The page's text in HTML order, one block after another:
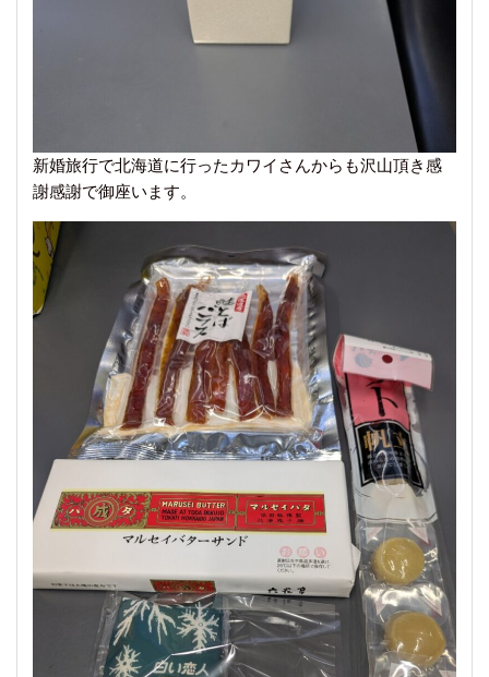
新婚旅行で北海道に行ったカワイさんからも沢山頂き感
謝感謝で御座います。